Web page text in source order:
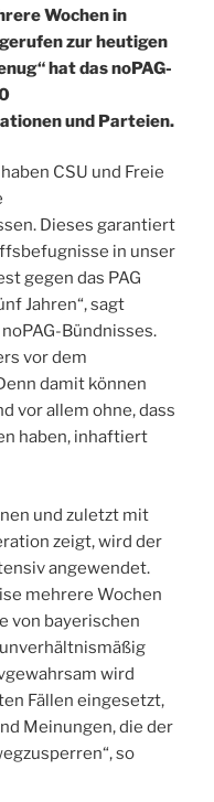
Wochen in
zur heutigen
hat das noPAG-
und Parteien.
CSU und Freie
Dieses garantiert
in unser
gegen das PAG
Jahren“, sagt
Bündnisses.
vor dem
damit können
vor allem ohne, dass
haben, inhaftiert
und zuletzt mit
zeigt, wird der
angewendet.
mehrere Wochen
von bayerischen
wird
Fällen eingesetzt,
Meinungen, die der
so